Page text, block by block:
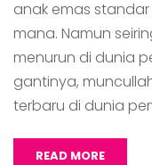
anak emas
mana. Namun
menurun di dunia
gantinya,
terbaru di dunia
READ MORE